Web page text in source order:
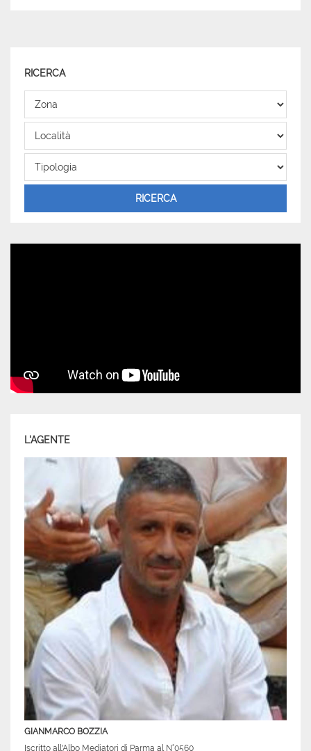
RICERCA
Zona
Località
Tipologia
RICERCA
L'AGENTE
GIANMARCO BOZZIA
Iscritto all'Albo Mediatori di Parma al N°0560